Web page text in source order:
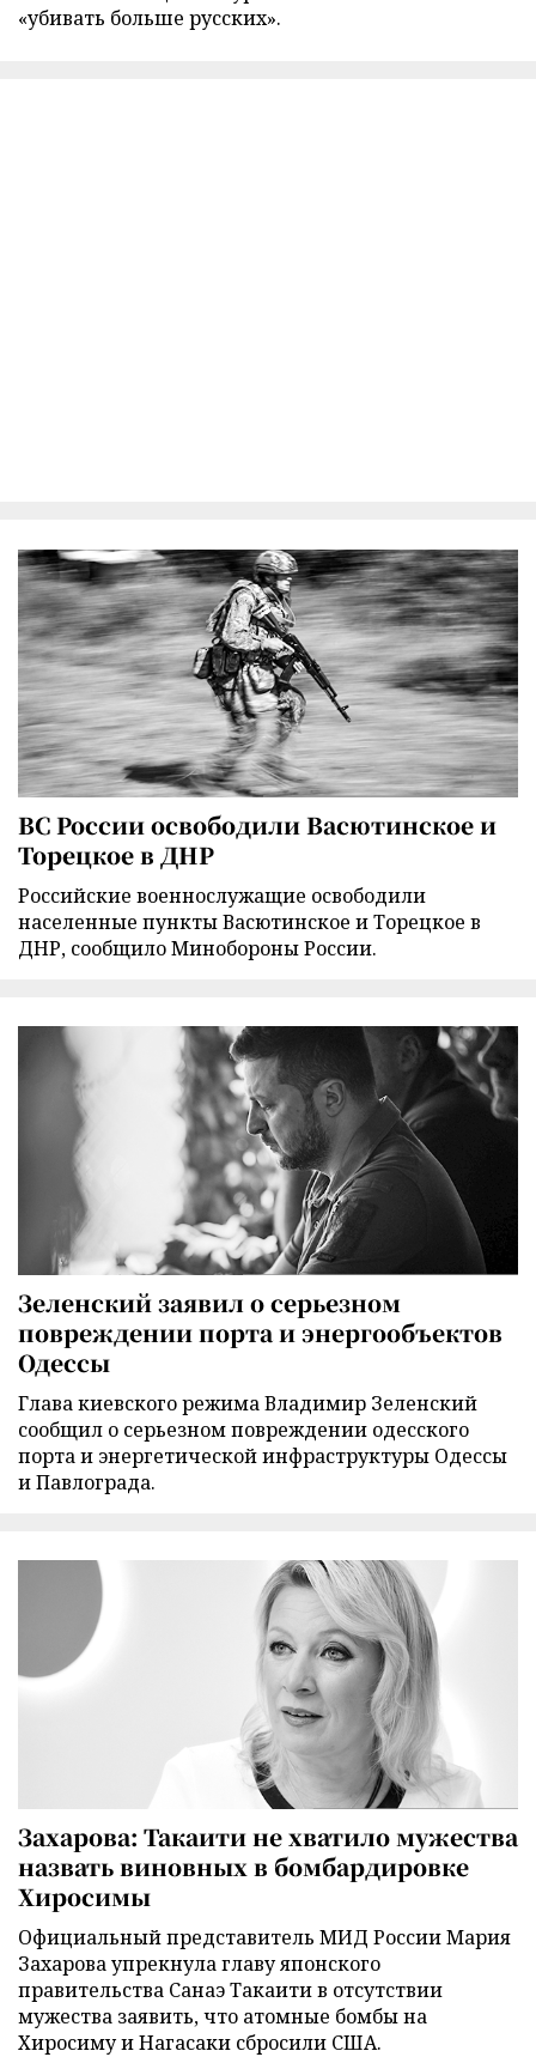
«убивать больше русских».
ВС России освободили Васютинское и
Торецкое в ДНР
Российские военнослужащие освободили
населенные пункты Васютинское и Торецкое в
ДНР, сообщило Минобороны России.
Зеленский заявил о серьезном
повреждении порта и энергообъектов
Одессы
Глава киевского режима Владимир Зеленский
сообщил о серьезном повреждении одесского
порта и энергетической инфраструктуры Одессы
и Павлограда.
Захарова: Такаити не хватило мужества
назвать виновных в бомбардировке
Хиросимы
Официальный представитель МИД России Мария
Захарова упрекнула главу японского
правительства Санаэ Такаити в отсутствии
мужества заявить, что атомные бомбы на
Хиросиму и Нагасаки сбросили США.